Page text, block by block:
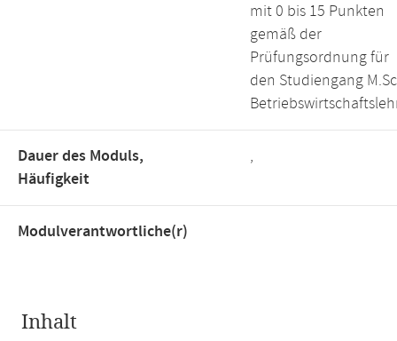
mit 0 bis 15 Punkten
gemäß der
Prüfungsordnung für
den Studiengang
Dauer des Moduls,
Häufigkeit
,
Modulverantwortliche(r)
Inhalt